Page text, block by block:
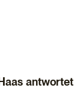
antwortet